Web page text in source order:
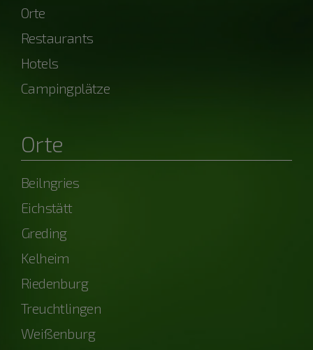
Orte
Restaurants
Hotels
Campingplätze
Orte
Beilngries
Eichstätt
Greding
Kelheim
Riedenburg
Treuchtlingen
Weißenburg